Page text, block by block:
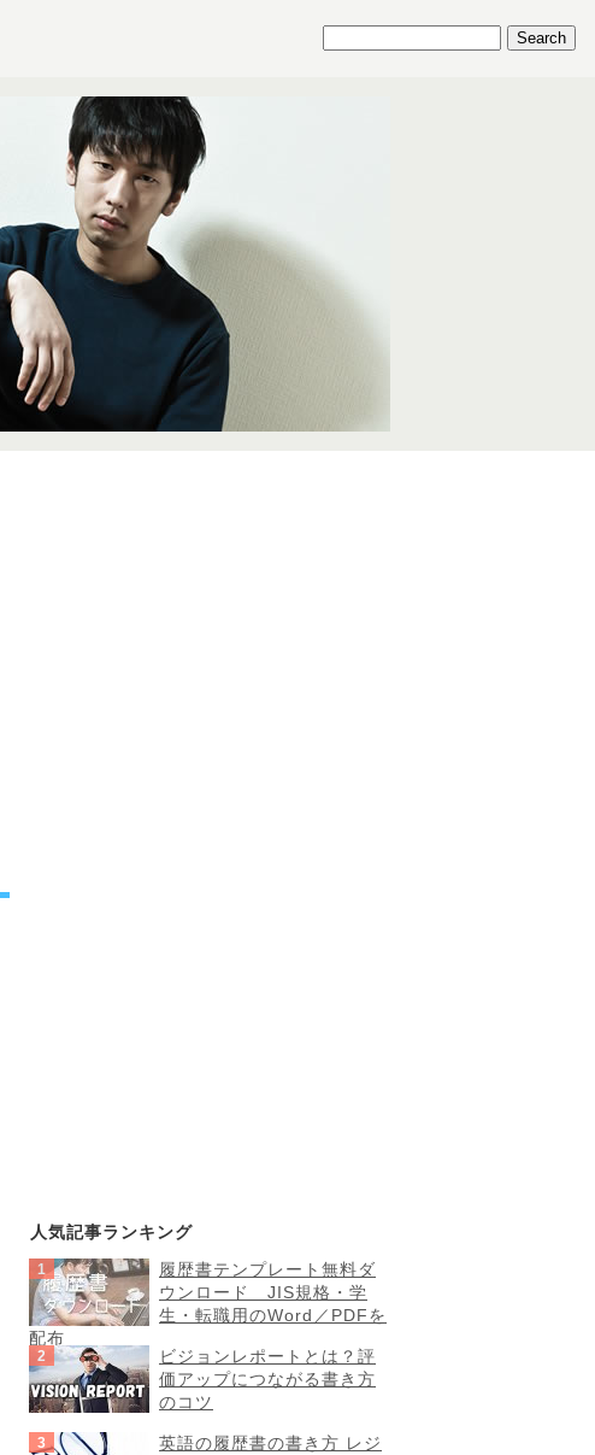
人気記事ランキング
履歴書テンプレート無料ダ
ウンロード JIS規格・学
生・転職用のWord／PDFを
配布
ビジョンレポートとは？評
価アップにつながる書き方
のコツ
英語の履歴書の書き方 レジ